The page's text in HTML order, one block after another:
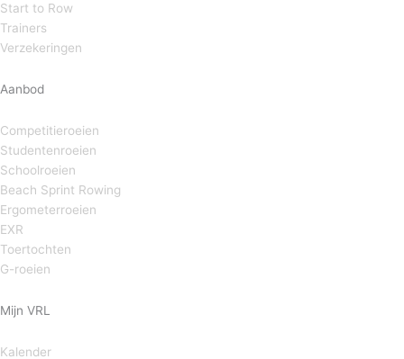
Start to Row
Trainers
Verzekeringen
Aanbod
Competitieroeien
Studentenroeien
Schoolroeien
Beach Sprint Rowing
Ergometerroeien
EXR
Toertochten
G-roeien
Mijn VRL
Kalender